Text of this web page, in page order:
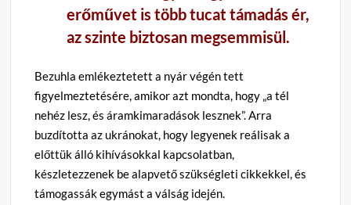
erőművet is több tucat támadás ér,
az szinte biztosan megsemmisül.
Bezuhla emlékeztetett a nyár végén tett
figyelmeztetésére, amikor azt mondta, hogy „a tél
nehéz lesz, és áramkimaradások lesznek”. Arra
buzdította az ukránokat, hogy legyenek reálisak a
előttük álló kihívásokkal kapcsolatban,
készletezzenek be alapvető szükségleti cikkekkel, és
támogassák egymást a válság idején.